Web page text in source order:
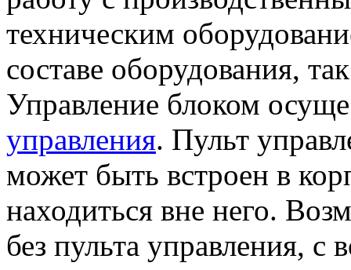
техническим
составе оборудования,
Управление блоком
управления. Пульт
может быть встроен в
находиться вне него.
без пульта управления,